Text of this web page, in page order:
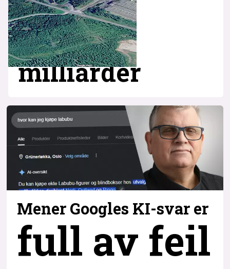
milliarder
Mener Googles KI-svar er
full av feil